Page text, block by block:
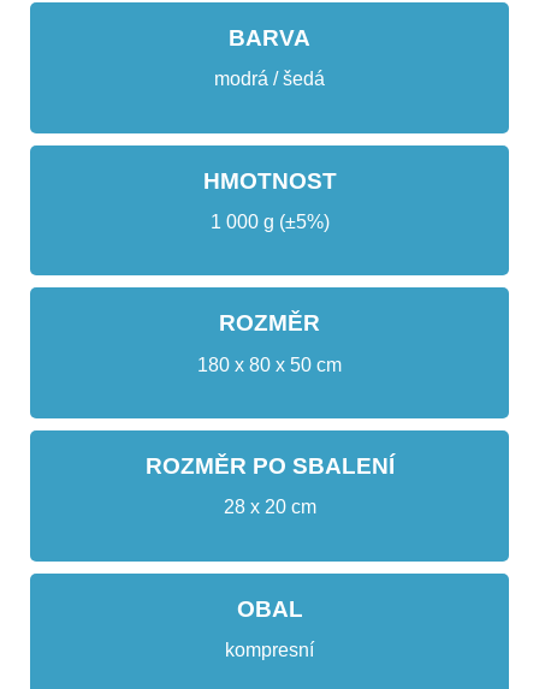
BARVA
modrá / šedá
HMOTNOST
1 000 g (±5%)
ROZMĚR
180 x 80 x 50 cm
ROZMĚR PO SBALENÍ
28 x 20 cm
OBAL
kompresní